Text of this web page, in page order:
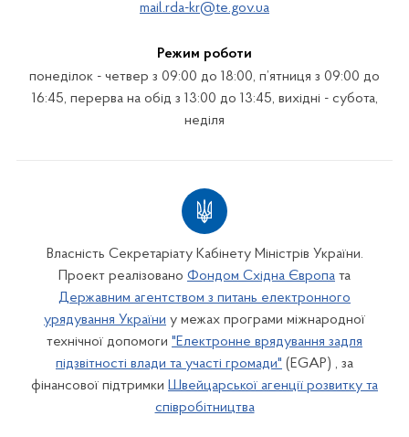
mail.rda-kr@te.gov.ua
Режим роботи
понеділок - четвер з 09:00 до 18:00, п’ятниця з 09:00 до
16:45, перерва на обід з 13:00 до 13:45, вихідні - субота,
неділя
Власність Секретаріату Кабінету Міністрів України.
Проект реалізовано Фондом Східна Європа та
Державним агентством з питань електронного
урядування України у межах програми міжнародної
технічної допомоги "Електронне врядування задля
підзвітності влади та участі громади" (EGAP) , за
фінансової підтримки Швейцарської агенції розвитку та
співробітництва